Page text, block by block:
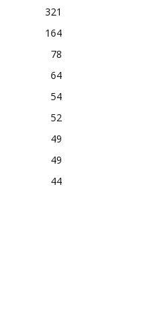
321
164
78
64
54
52
49
49
44